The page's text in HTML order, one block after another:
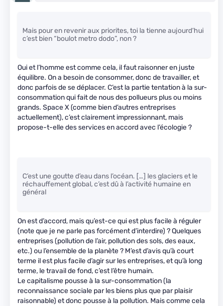
Mais pour en revenir aux priorites, toi la tienne aujourd’hui
c’est bien “boulot metro dodo”, non ?
Oui et l’homme est comme cela, il faut raisonner en juste
équilibre. On a besoin de consommer, donc de travailler, et
donc parfois de se déplacer. C’est la partie tentation à la sur-
consommation qui fait de nous des pollueurs plus ou moins
grands. Space X (comme bien d’autres entreprises
actuellement), c’est clairement impressionnant, mais
propose-t-elle des services en accord avec l’écologie ?
C’est une goutte d’eau dans l’océan. […] les glaciers et le
réchauffement global, c’est dû à l’activité humaine en
général
On est d’accord, mais qu’est-ce qui est plus facile à réguler
(note que je ne parle pas forcément d’interdire) ? Quelques
entreprises (pollution de l’air, pollution des sols, des eaux,
etc.) ou l’ensemble de la planète ? M’est d’avis qu’à court
terme il est plus facile d’agir sur les entreprises, et qu’à long
terme, le travail de fond, c’est l’être humain.
Le capitalisme pousse à la sur-consommation (la
reconnaissance sociale par les biens plus que par plaisir
raisonnable) et donc pousse à la pollution. Mais comme cela